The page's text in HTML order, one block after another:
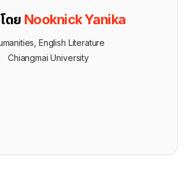
ดย Nooknick Yanika
English Literature
Chiangmai University